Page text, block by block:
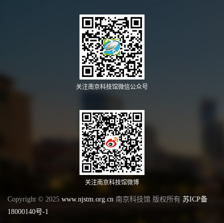
关注南京科技馆微信公众号
关注南京科技馆微博
Copyright © 2025 www.njstm.org.cn 南京科技馆 版权所有 苏ICP备
18000140号-1